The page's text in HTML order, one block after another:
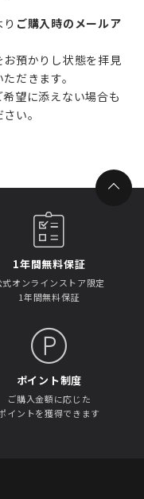
り ご購入時のメールア
預かりし状態を拝見
だきます。
望に添えない場合も
い。
1年間無料保証
式オンラインストア限定
1年間無料保証
ポイント制度
ご購入金額に応じた
イントを獲得できます